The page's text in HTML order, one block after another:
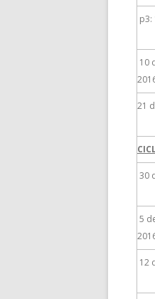
p3:
10
21
30
5
12